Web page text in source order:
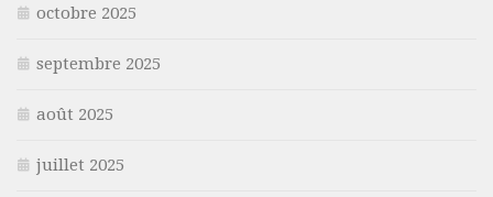
octobre 2025
septembre 2025
août 2025
juillet 2025